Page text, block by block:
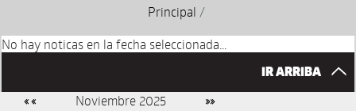
Principal /
No hay noticas en la fecha seleccionada...
IR ARRIBA
« « Noviembre 2025 »»